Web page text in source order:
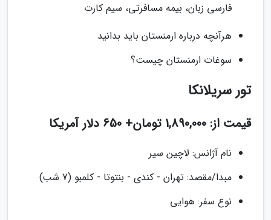
فارسی زبان، بیمه مسافرتی، سیم کارت
هرآنچه درباره ارمنستان باید بدانید
سوغات ارمنستان چیست؟
تور سریلانکا
قیمت از: 1,890,000 تومان+ 650 دلار آمریکا
نام آژانس: لاچین سیر
مبدا/مقصد: تهران - کندی - بنتوتا - کلمبو (7 شب)
نوع سفر: هوایی